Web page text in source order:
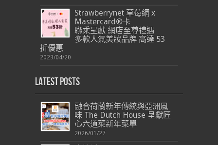
Strawberrynet 草莓網 x
Mastercard®卡
聯乘呈獻 網店至尊禮遇
多款人氣美妝品牌 高達 53
折優惠
2023/04/20
Latest Posts
融合荷蘭新年傳統與亞洲風
味 The Dutch House 呈獻匠
心六道菜新年菜單
2026/01/27